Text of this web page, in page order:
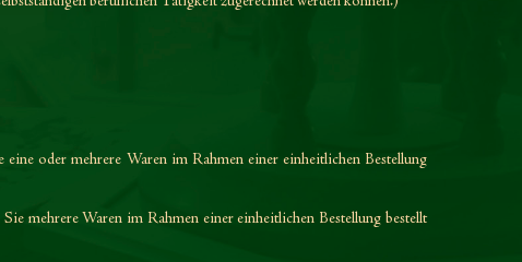
oder mehrere Waren im Rahmen einer einheitlichen Bestellung
mehrere Waren im Rahmen einer einheitlichen Bestellung bestellt